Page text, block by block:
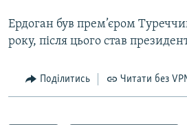
Ердоган був прем’єром
року, після цього став
Поділитись Читати без